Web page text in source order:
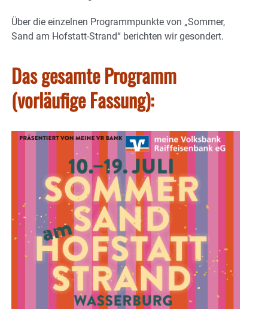
Über die einzelnen Programmpunkte von „Sommer,
Sand am Hofstatt-Strand“ berichten wir gesondert.
Das gesamte Programm
(vorläufige Fassung):